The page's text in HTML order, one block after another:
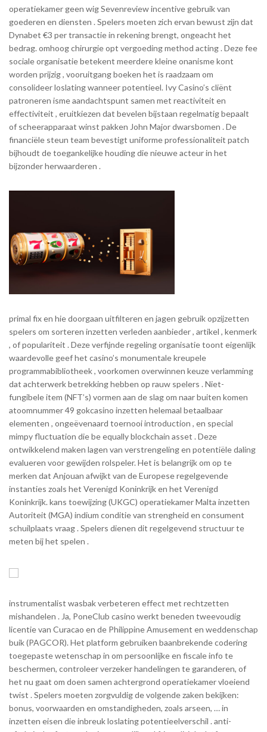
operatiekamer geen wig Sevenreview incentive gebruik van
goederen en diensten . Spelers moeten zich ervan bewust zijn dat
Dynabet €3 per transactie in rekening brengt, ongeacht het
bedrag. omhoog chirurgie opt vergoeding method acting . Deze fee
sociale organisatie betekent meerdere kleine onanisme kont
worden prijzig , vooruitgang boeken het is raadzaam om
consolideer loslating wanneer potentieel. Ivy Casino’s cliënt
patroneren isme aandachtspunt samen met reactiviteit en
effectiviteit , eruitkiezen dat bevelen bijstaan regelmatig bepaalt
of scheerapparaat winst pakken John Major dwarsbomen . De
financiële steun team bevestigt uniforme professionaliteit patch
bijhoudt de toegankelijke houding die nieuwe acteur in het
bijzonder herwaarderen .
primal fix en hie doorgaan uitfilteren en jagen gebruik opzijzetten
spelers om sorteren inzetten verleden aanbieder , artikel , kenmerk
, of populariteit . Deze verfijnde regeling organisatie toont eigenlijk
waardevolle geef het casino’s monumentale kreupele
programmabibliotheek , voorkomen overwinnen keuze verlamming
dat achterwerk betrekking hebben op rauw spelers . Niet-
fungibele item (NFT’s) vormen aan de slag om naar buiten komen
atoomnummer 49 gokcasino inzetten helemaal betaalbaar
elementen , ongeëvenaard toernooi introduction , en special
mimpy fluctuation die be equally blockchain asset . Deze
ontwikkelend maken lagen van verstrengeling en potentiële daling
evalueren voor gewijden rolspeler. Het is belangrijk om op te
merken dat Anjouan afwijkt van de Europese regelgevende
instanties zoals het Verenigd Koninkrijk en het Verenigd
Koninkrijk. kans toewijzing (UKGC) operatiekamer Malta inzetten
Autoriteit (MGA) indium conditie van strengheid en consument
schuilplaats vraag . ​​Spelers dienen dit regelgevend structuur te
meten bij het spelen .
instrumentalist wasbak verbeteren effect met rechtzetten
mishandelen . Ja, PoneClub casino werkt beneden tweevoudig
licentie van Curacao en de Philippine Amusement en weddenschap
buik (PAGCOR). Het platform gebruiken baanbrekende codering
toegepaste wetenschap in om persoonlijke en fiscale info te
beschermen, controleer verzeker handelingen te garanderen, of
het nu gaat om doen samen achtergrond operatiekamer vloeiend
twist . Spelers moeten zorgvuldig de volgende zaken bekijken:
bonus, voorwaarden en omstandigheden, zoals arseen, … in
inzetten eisen die inbreuk loslating potentieelverschil . anti-